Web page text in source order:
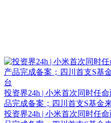
投资界24h | 小米首次同时任
品完成备案；四川首支S基金
投资界24h | 小米首次同时任